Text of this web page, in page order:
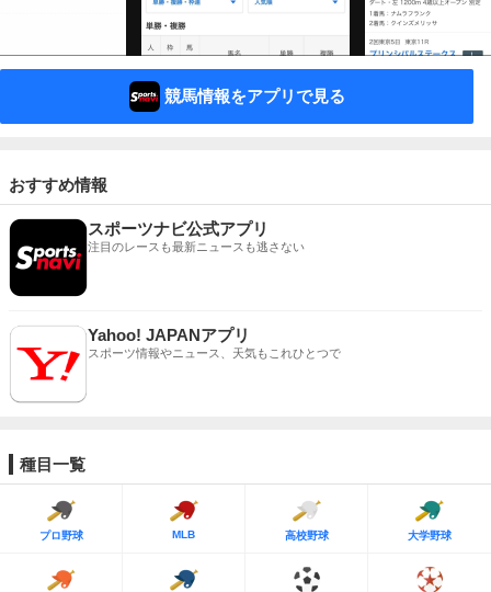
競馬情報をアプリで見る
おすすめ情報
スポーツナビ公式アプリ
注目のレースも最新ニュースも逃さない
Yahoo! JAPANアプリ
スポーツ情報やニュース、天気もこれひとつで
種目一覧
プロ野球 MLB 高校野球 大学野球